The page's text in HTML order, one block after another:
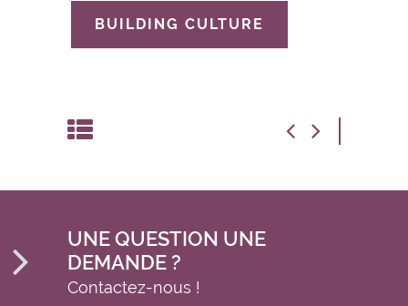
BUILDING CULTURE
UNE QUESTION UNE
DEMANDE ?
Contactez-nous !